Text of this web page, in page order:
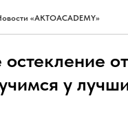
«AKTOACADEMY»
от
у